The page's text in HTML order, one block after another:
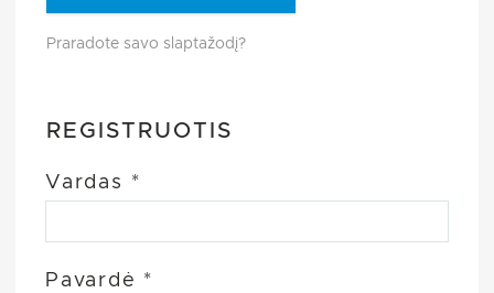
Praradote savo slaptažodį?
REGISTRUOTIS
Vardas *
Pavardė *